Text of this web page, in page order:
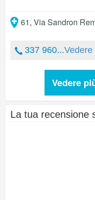
61, Via Sandron
337 960...Vedere
Vedere
La tua recensione